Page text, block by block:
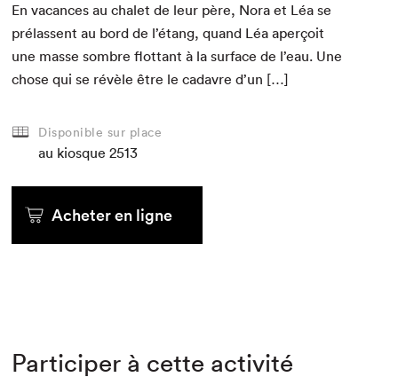
En vacances au chalet de leur père, Nora et Léa se
prélassent au bord de l’étang, quand Léa aperçoit
une masse som­bre flot­tant à la sur­face de l’eau. Une
chose qui se révèle être le cadavre d’un […]
Disponible sur place
au kiosque 2513
Acheter en ligne
Participer à cette activité